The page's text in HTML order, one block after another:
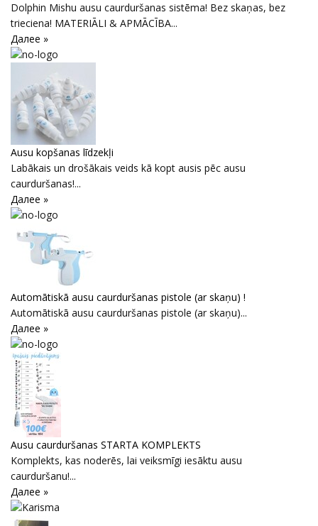
Dolphin Mishu ausu caurduršanas sistēma! Bez skaņas, bez
trieciena! MATERIĀLI & APMĀCĪBA...
Далее »
Ausu kopšanas līdzekļi
Labākais un drošākais veids kā kopt ausis pēc ausu
caurduršanas!...
Далее »
Automātiskā ausu caurduršanas pistole (ar skaņu) !
Automātiskā ausu caurduršanas pistole (ar skaņu)...
Далее »
Ausu caurduršanas STARTA KOMPLEKTS
Komplekts, kas noderēs, lai veiksmīgi iesāktu ausu
caurduršanu!...
Далее »